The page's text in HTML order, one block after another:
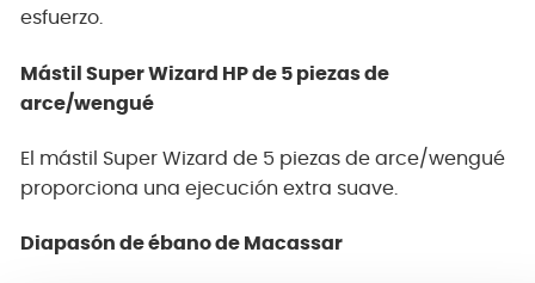
esfuerzo.
Mástil Super Wizard HP de 5 piezas de
arce/wengué
El mástil Super Wizard de 5 piezas de arce/wengué
proporciona una ejecución extra suave.
Diapasón de ébano de Macassar